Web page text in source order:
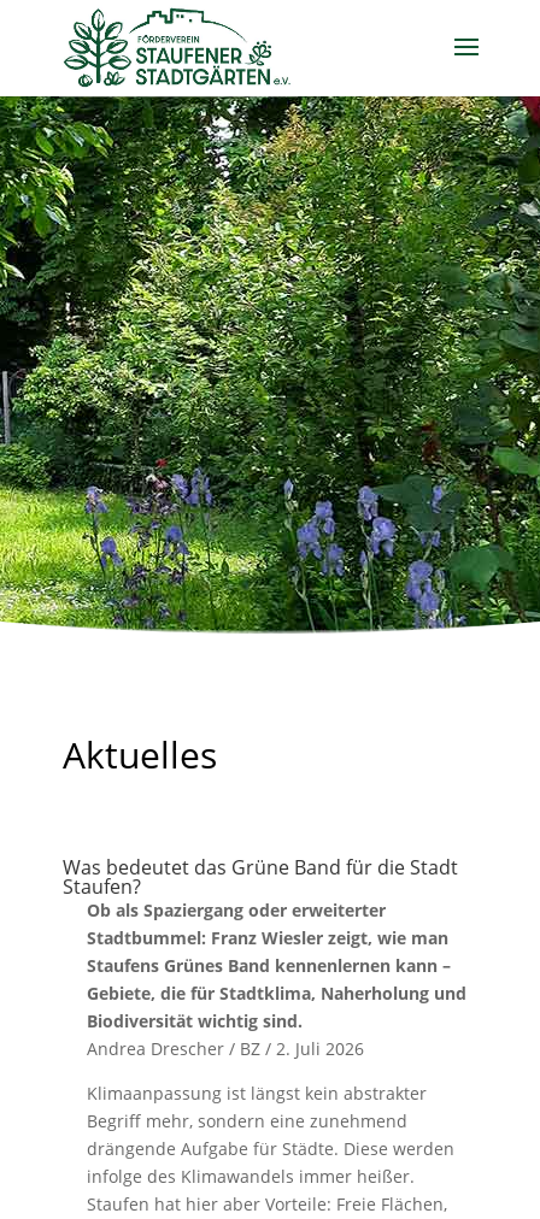
Aktuelles
Was bedeutet das Grüne Band für die Stadt
Staufen?
Ob als Spaziergang oder erweiterter
Stadtbummel: Franz Wiesler zeigt, wie man
Staufens Grünes Band kennenlernen kann –
Gebiete, die für Stadtklima, Naherholung und
Biodiversität wichtig sind.
Andrea Drescher / BZ / 2. Juli 2026
Klimaanpassung ist längst kein abstrakter
Begriff mehr, sondern eine zunehmend
drängende Aufgabe für Städte. Diese werden
infolge des Klimawandels immer heißer.
Staufen hat hier aber Vorteile: Freie Flächen,